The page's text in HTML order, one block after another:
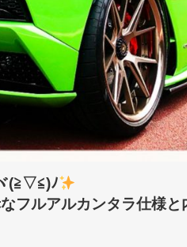
(≧▽≦)ﾉ
フルアルカンタラ仕様